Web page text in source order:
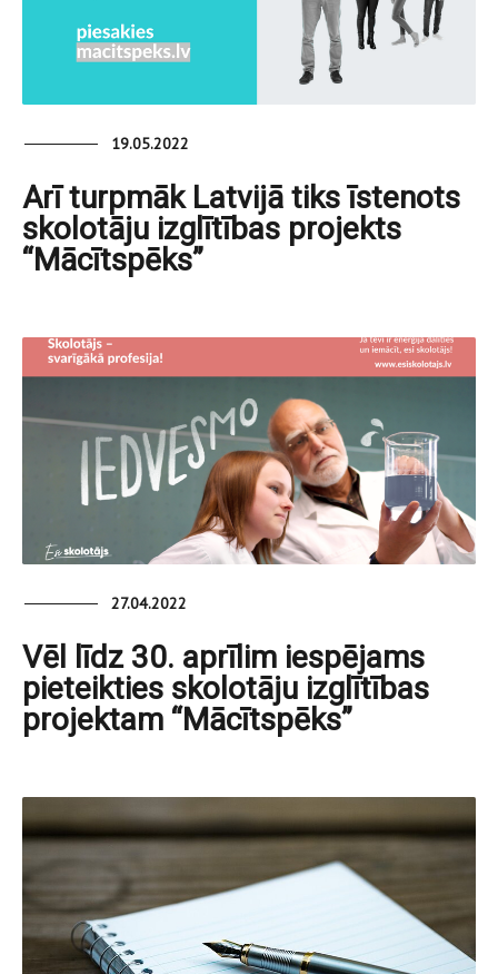
19.05.2022
Arī turpmāk Latvijā tiks īstenots
skolotāju izglītības projekts
“Mācītspēks”
27.04.2022
Vēl līdz 30. aprīlim iespējams
pieteikties skolotāju izglītības
projektam “Mācītspēks”